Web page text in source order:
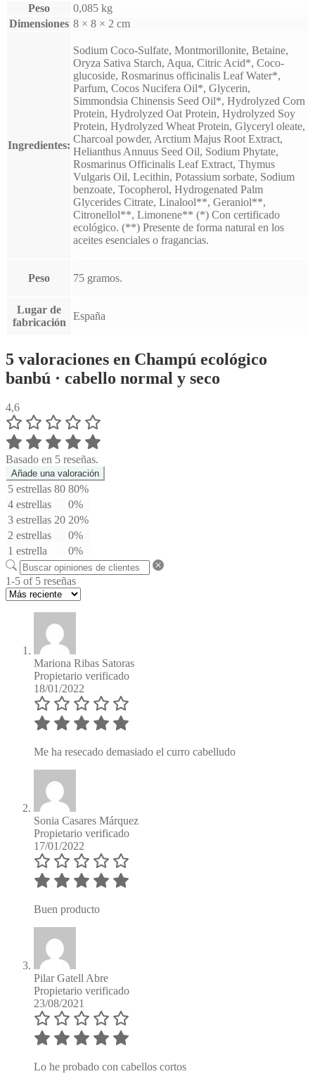
Peso
0,085 kg
Dimensiones 8 × 8 × 2 cm
Ingredientes:
Sodium Coco-Sulfate, Montmorillonite, Betaine,
Oryza Sativa Starch, Aqua, Citric Acid*, Coco-
glucoside, Rosmarinus officinalis Leaf Water*,
Parfum, Cocos Nucifera Oil*, Glycerin,
Simmondsia Chinensis Seed Oil*, Hydrolyzed Corn
Protein, Hydrolyzed Oat Protein, Hydrolyzed Soy
Protein, Hydrolyzed Wheat Protein, Glyceryl oleate,
Charcoal powder, Arctium Majus Root Extract,
Helianthus Annuus Seed Oil, Sodium Phytate,
Rosmarinus Officinalis Leaf Extract, Thymus
Vulgaris Oil, Lecithin, Potassium sorbate, Sodium
benzoate, Tocopherol, Hydrogenated Palm
Glycerides Citrate, Linalool**, Geraniol**,
Citronellol**, Limonene** (*) Con certificado
ecológico. (**) Presente de forma natural en los
aceites esenciales o fragancias.
Peso 75 gramos.
Lugar de
fabricación
España
5 valoraciones en Champú ecológico
banbú · cabello normal y seco
4,6
Basado en 5 reseñas.
Añade una valoración
5 estrellas 80 80%
4 estrellas
0%
3 estrellas 20 20%
2 estrellas
0%
1 estrella
0%
1-5 of 5 reseñas
Mariona Ribas Satoras
Propietario verificado
18/01/2022
Me ha resecado demasiado el curro cabelludo
Sonia Casares Márquez
Propietario verificado
17/01/2022
Buen producto
Pilar Gatell Abre
Propietario verificado
23/08/2021
Lo he probado con cabellos cortos